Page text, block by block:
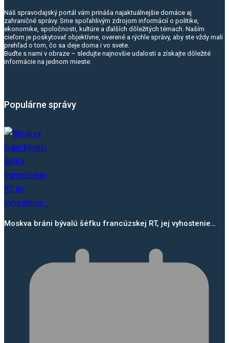
Náš spravodajský portál vám prináša najaktuálnejšie domáce aj
zahraničné správy. Sme spoľahlivým zdrojom informácií o politike,
ekonomike, spoločnosti, kultúre a ďalších dôležitých témach. Naším
cieľom je poskytovať objektívne, overené a rýchle správy, aby ste vždy mali
prehľad o tom, čo sa deje doma i vo svete.
Buďte s nami v obraze – sledujte najnovšie udalosti a získajte dôležité
informácie na jednom mieste.
Populárne správy
Moskva bráni bývalú šéfku francúzskej RT, jej vyhostenie…